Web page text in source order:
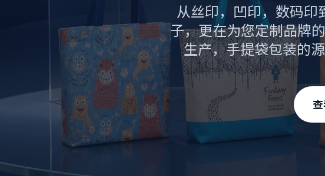
从丝印，凹印，数码
子，更在为您定制品牌
生产，手提袋包装的